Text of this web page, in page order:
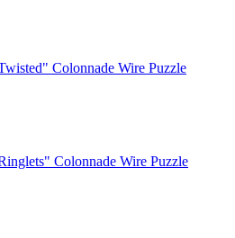
Colonnade Wire Puzzle
Colonnade Wire Puzzle